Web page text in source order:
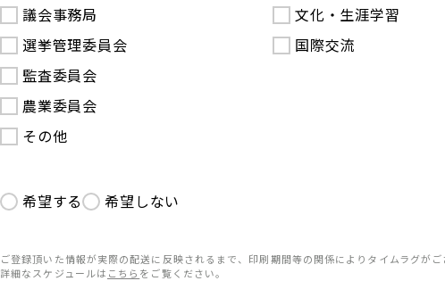
議会事務局
選挙管理委員会
監査委員会
農業委員会
その他
文化・生涯学習
国際交流
希望する 希望しない
ご登録頂いた情報が実際の配送に反映されるまで、印刷期間等の関係によりタイムラグがご
詳細なスケジュールは こちら をご覧ください。